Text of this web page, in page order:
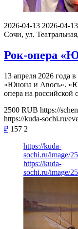
2026-04-13 2026-04-13
Сочи, ул.
Рок-опера
13 апреля 2026 года
«Юнона и Авось».
опера на российской
2500 RUB https://
https://kuda-sochi.ru/
₽ 157 2
https://kuda-
sochi.ru/image/
https://kuda-
sochi.ru/image/